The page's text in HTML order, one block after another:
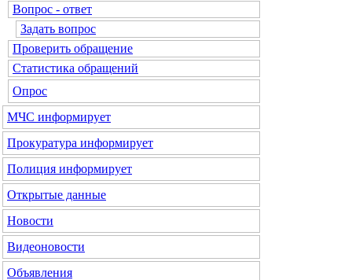
Вопрос - ответ
Задать вопрос
Проверить обращение
Статистика обращений
Опрос
МЧС информирует
Прокуратура информирует
Полиция информирует
Открытые данные
Новости
Видеоновости
Объявления